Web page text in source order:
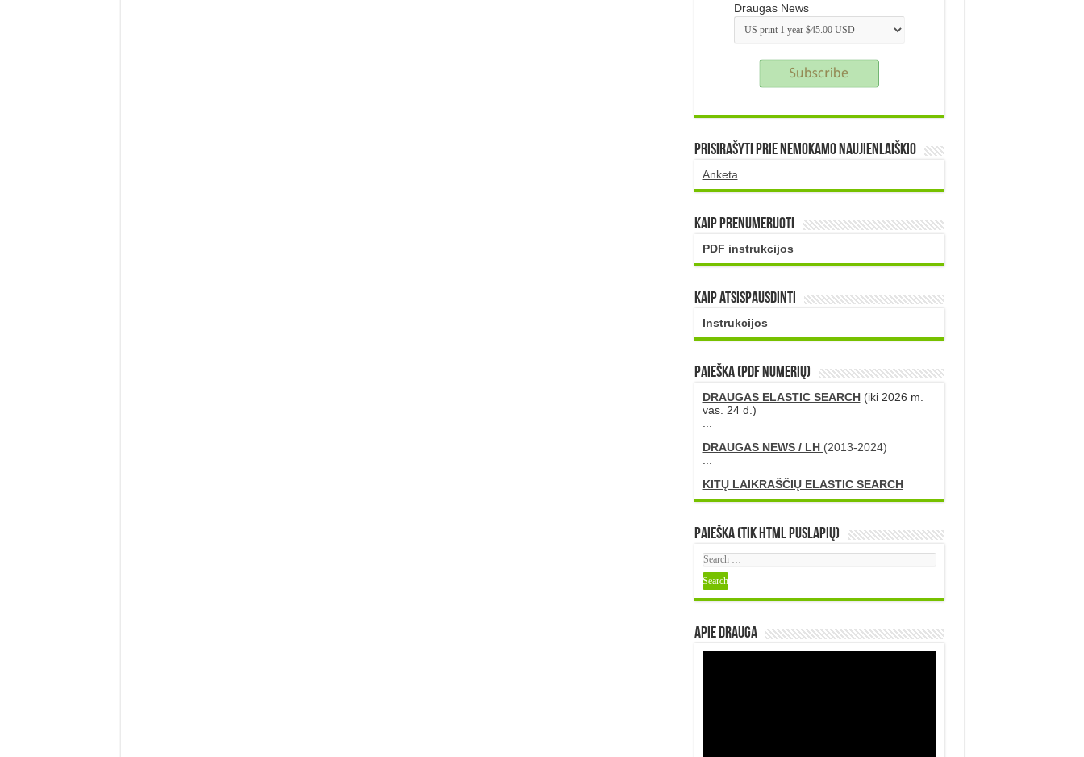
Draugas News
Prisirašyti prie nemokamo naujienlaiškio
Anketa
Kaip prenumeruoti
PDF instrukcijos
Kaip atsispausdinti
Instrukcijos
PAIEŠKA (PDF numerių)
DRAUGAS ELASTIC SEARCH(iki 2026 m.
vas. 24 d.)
...
DRAUGAS NEWS / LH (2013-2024)
...
KITŲ LAIKRAŠČIŲ ELASTIC SEARCH
Paieška (tik HTML puslapių)
Apie DRAUGA